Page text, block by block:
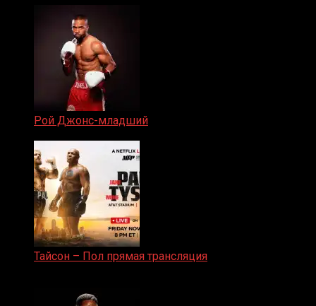
Рой Джонс-младший
Тайсон – Пол прямая трансляция